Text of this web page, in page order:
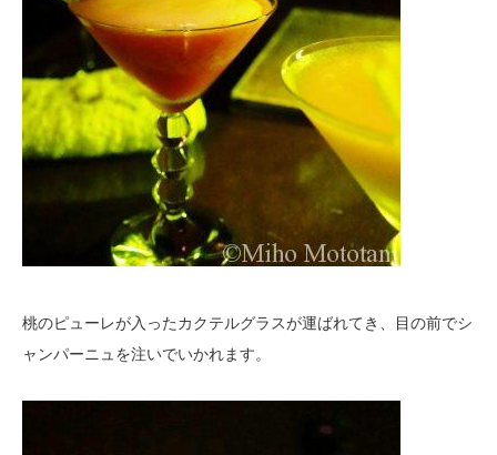
桃のピューレが入ったカクテルグラスが運ばれてき、目の前でシ
ャンパーニュを注いでいかれます。